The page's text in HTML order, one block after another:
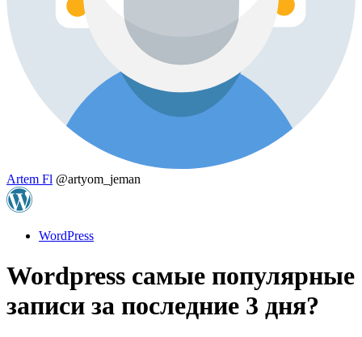
Artem Fl @artyom_jeman
WordPress
Wordpress самые популярные
записи за последние 3 дня?